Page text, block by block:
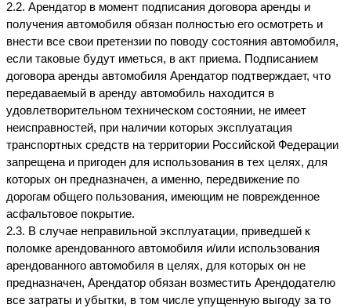
2.2. Арендатор в момент подписания договора аренды и
получения автомобиля обязан полностью его осмотреть и
внести все свои претензии по поводу состояния автомобиля,
если таковые будут иметься, в акт приема. Подписанием
договора аренды автомобиля Арендатор подтверждает, что
передаваемый в аренду автомобиль находится в
удовлетворительном техническом состоянии, не имеет
неисправностей, при наличии которых эксплуатация
транспортных средств на территории Российской Федерации
запрещена и пригоден для использования в тех целях, для
которых он предназначен, а именно, передвижение по
дорогам общего пользования, имеющим не поврежденное
асфальтовое покрытие.
2.3. В случае неправильной эксплуатации, приведшей к
поломке арендованного автомобиля и/или использования
арендованного автомобиля в целях, для которых он не
предназначен, Арендатор обязан возместить Арендодателю
все затраты и убытки, в том числе упущенную выгоду за то